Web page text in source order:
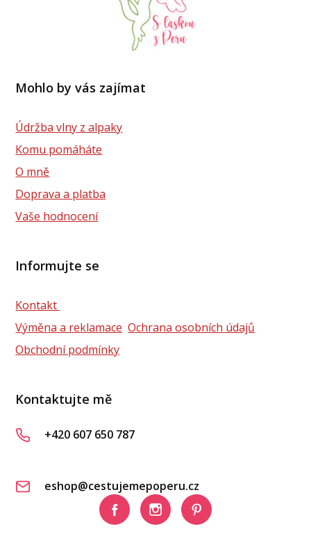
Mohlo by vás zajímat
Údržba vlny z alpaky
Komu pomáháte
O mně
Doprava a platba
Vaše hodnocení
Informujte se
Kontakt
Výměna a reklamace Ochrana osobních údajů
Obchodní podmínky
Kontaktujte mě
+420 607 650 787
eshop@cestujemepoperu.cz